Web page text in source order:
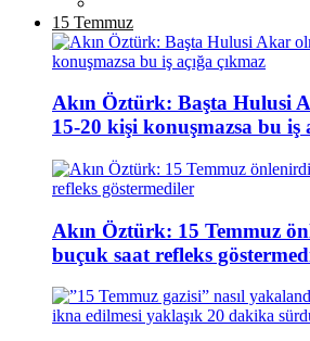
15 Temmuz
Akın Öztürk: Başta Hulusi
15-20 kişi konuşmazsa bu iş
Akın Öztürk: 15 Temmuz
buçuk saat refleks